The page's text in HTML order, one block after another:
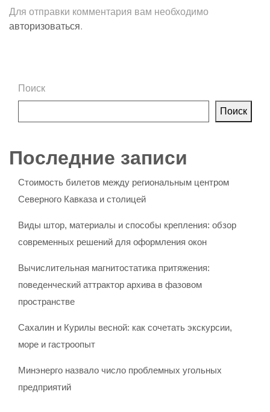
Для отправки комментария вам необходимо
авторизоваться.
Поиск
Поиск
Последние записи
Стоимость билетов между региональным центром
Северного Кавказа и столицей
Виды штор, материалы и способы крепления: обзор
современных решений для оформления окон
Вычислительная магнитостатика притяжения:
поведенческий аттрактор архива в фазовом
пространстве
Сахалин и Курилы весной: как сочетать экскурсии,
море и гастроопыт
Минэнерго назвало число проблемных угольных
предприятий